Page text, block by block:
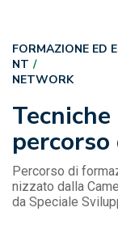
FORMAZIONE ED
NT
NETWORK
Percorso di
nizzato dalla
da Speciale